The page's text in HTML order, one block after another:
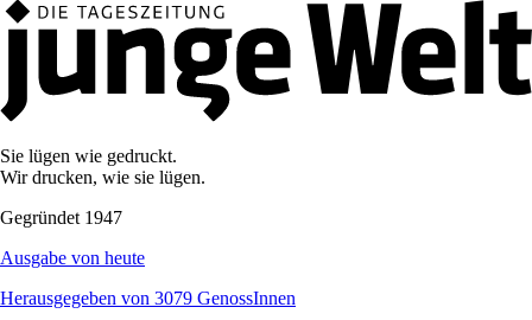
Sie lügen wie gedruckt.
Wir drucken, wie sie lügen.
Gegründet 1947
Ausgabe von heute
Herausgegeben von 3079 GenossInnen